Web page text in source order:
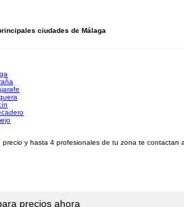
ciudades de Málaga
y hasta 4 profesionales de tu zona te contactan